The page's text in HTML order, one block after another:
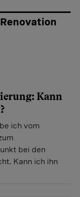
Kann
ich vom
bei den
Kann ich ihn